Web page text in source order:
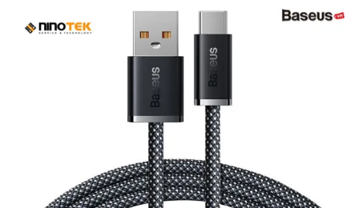
1.339.000 ₫.
tại
1.239.000 ₫.